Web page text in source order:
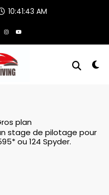
10:41:44 AM
plan
stage de pilotage pour
ou 124 Spyder.